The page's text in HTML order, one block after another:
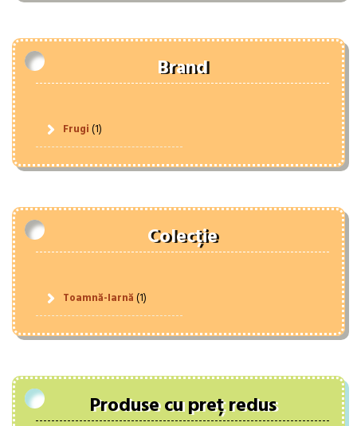
Brand
Frugi(1)
Colecție
Toamnă-Iarnă(1)
Produse cu preț redus